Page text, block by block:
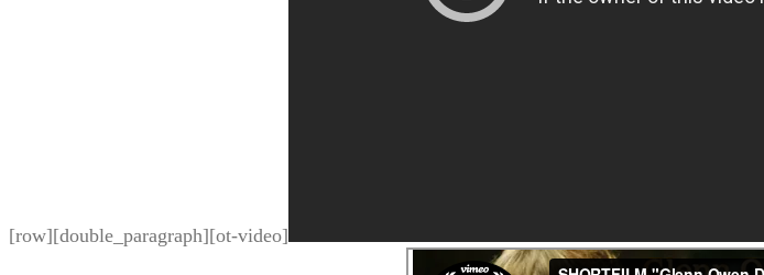
[row][double_paragraph][ot-video]